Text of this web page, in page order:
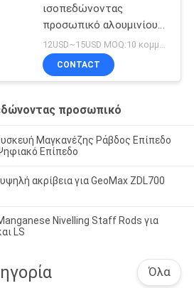
ισοπεδώνοντας
προσωπικό αλουμινίου
5m
CONTACT
προσωπικό
Μαγκανέζης Ράβδος Επίπεδο
Επίπεδο
ακρίβεια για GeoMax ZDL700
Nivelling Staff Rods για
LS
Όλα